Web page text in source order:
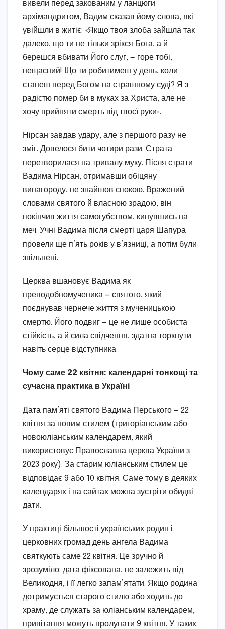
вивели перед закованим у ланцюги
архімандритом, Вадим сказав йому слова, які
увійшли в житіє: «Якщо твоя злоба зайшла так
далеко, що ти не тільки зрікся Бога, а й
берешся вбивати Його слуг, — горе тобі,
нещасний! Що ти робитимеш у день, коли
станеш перед Богом на страшному суді? Я з
радістю помер би в муках за Христа, але не
хочу прийняти смерть від твоєї руки».
Нірсан завдав удару, але з першого разу не
зміг. Довелося бити чотири рази. Страта
перетворилася на тривалу муку. Після страти
Вадима Нірсан, отримавши обіцяну
винагороду, не знайшов спокою. Вражений
словами святого й власною зрадою, він
покінчив життя самогубством, кинувшись на
меч. Учні Вадима після смерті царя Шапура
провели ще п’ять років у в’язниці, а потім були
звільнені.
Церква вшановує Вадима як
преподобномученика — святого, який
поєднував чернече життя з мученицькою
смертю. Його подвиг — це не лише особиста
стійкість, а й сила свідчення, здатна торкнути
навіть серце відступника.
Чому саме 22 квітня: календарні тонкощі та
сучасна практика в Україні
Дата пам’яті святого Вадима Перського — 22
квітня за новим стилем (григоріанським або
новоюліанським календарем, який
використовує Православна церква України з
2023 року). За старим юліанським стилем це
відповідає 9 або 10 квітня. Саме тому в деяких
календарях і на сайтах можна зустріти обидві
дати.
У практиці більшості українських родин і
церковних громад день ангела Вадима
святкують саме 22 квітня. Це зручно й
зрозуміло: дата фіксована, не залежить від
Великодня, і її легко запам’ятати. Якщо родина
дотримується старого стилю або ходить до
храму, де служать за юліанським календарем,
привітання можуть пролунати 9 квітня. У таких